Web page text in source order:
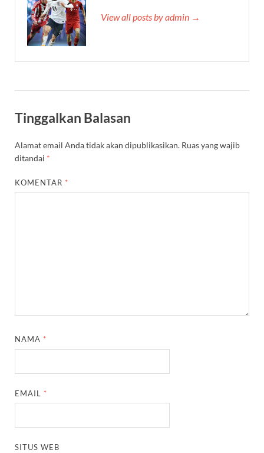
View all posts by admin →
Tinggalkan Balasan
Alamat email Anda tidak akan dipublikasikan. Ruas yang wajib
ditandai *
KOMENTAR *
NAMA *
EMAIL *
SITUS WEB